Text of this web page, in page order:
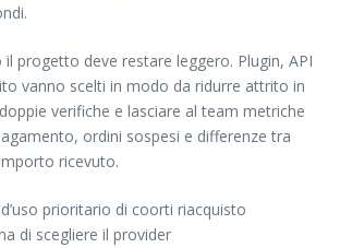
progetto deve restare leggero. Plugin, API
vanno scelti in modo da ridurre attrito in
verifiche e lasciare al team metriche
ordini sospesi e differenze tra
ricevuto.
prioritario di coorti riacquisto
di scegliere il provider